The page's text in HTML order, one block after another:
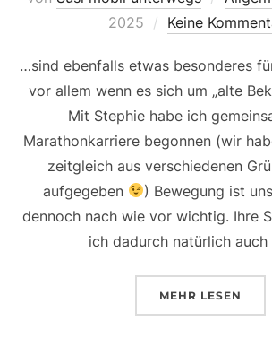
2025
Keine
…sind ebenfalls etwas besonderes
vor allem wenn es sich um „alte
Mit Stephie habe ich
Marathonkarriere begonnen (wir
zeitgleich aus verschiedenen
aufgegeben
) Bewegung ist
dennoch nach wie vor wichtig. Ihre
ich dadurch natürlich
MEHR ÜBER
LESEN